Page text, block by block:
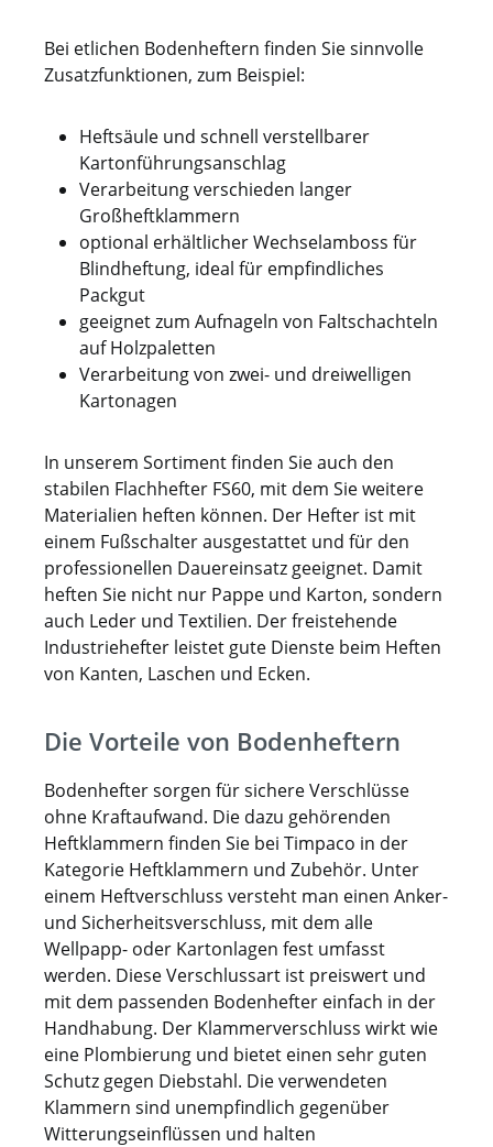
Bei etlichen Bodenheftern finden Sie sinnvolle
Zusatzfunktionen, zum Beispiel:
Heftsäule und schnell verstellbarer
Kartonführungsanschlag
Verarbeitung verschieden langer
Großheftklammern
optional erhältlicher Wechselamboss für
Blindheftung, ideal für empfindliches
Packgut
geeignet zum Aufnageln von Faltschachteln
auf Holzpaletten
Verarbeitung von zwei- und dreiwelligen
Kartonagen
In unserem Sortiment finden Sie auch den
stabilen Flachhefter FS60, mit dem Sie weitere
Materialien heften können. Der Hefter ist mit
einem Fußschalter ausgestattet und für den
professionellen Dauereinsatz geeignet. Damit
heften Sie nicht nur Pappe und Karton, sondern
auch Leder und Textilien. Der freistehende
Industriehefter leistet gute Dienste beim Heften
von Kanten, Laschen und Ecken.
Die Vorteile von Bodenheftern
Bodenhefter sorgen für sichere Verschlüsse
ohne Kraftaufwand. Die dazu gehörenden
Heftklammern finden Sie bei Timpaco in der
Kategorie Heftklammern und Zubehör. Unter
einem Heftverschluss versteht man einen Anker-
und Sicherheitsverschluss, mit dem alle
Wellpapp- oder Kartonlagen fest umfasst
werden. Diese Verschlussart ist preiswert und
mit dem passenden Bodenhefter einfach in der
Handhabung. Der Klammerverschluss wirkt wie
eine Plombierung und bietet einen sehr guten
Schutz gegen Diebstahl. Die verwendeten
Klammern sind unempfindlich gegenüber
Witterungseinflüssen und halten